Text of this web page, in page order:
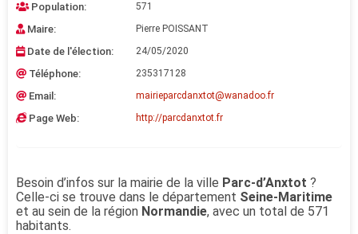
Population: 571
Maire: Pierre POISSANT
Date de l'élection: 24/05/2020
Téléphone: 235317128
Email: mairieparcdanxtot@wanadoo.fr
Page Web: http://parcdanxtot.fr
Besoin d’infos sur la mairie de la ville Parc-d’Anxtot ?
Celle-ci se trouve dans le département Seine-Maritime
et au sein de la région Normandie, avec un total de 571
habitants.